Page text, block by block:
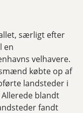
særligt efter
en
velhavere.
købte op af
landsteder i
blandt
fandt